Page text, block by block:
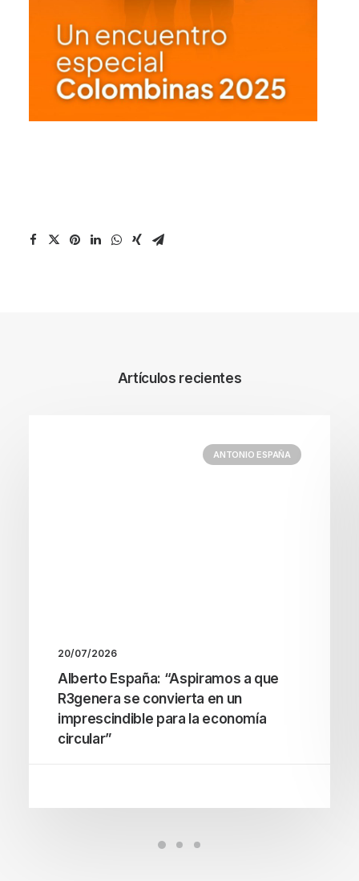
Artículos recientes
ANTONIO ESPAÑA
20/07/2026
Alberto España: “Aspiramos a que
R3genera se convierta en un
imprescindible para la economía
circular”